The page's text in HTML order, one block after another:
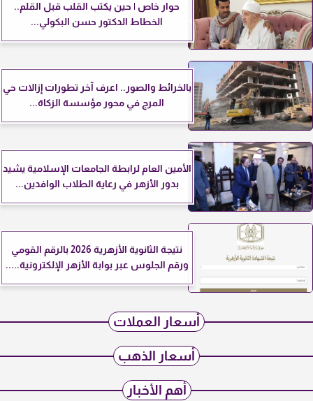
حوار خاص | حين يكتب القلب قبل القلم..
الخطاط الدكتور حسن البكولي...
بالخرائط والصور.. اعرف آخر تطورات إزالات حي
المرج في محور مؤسسة الزكاة...
الأمين العام لرابطة الجامعات الإسلامية يشيد
بدور الأزهر في رعاية الطلاب الوافدين...
نتيجة الثانوية الأزهرية 2026 بالرقم القومي
ورقم الجلوس عبر بوابة الأزهر الإلكترونية.....
أسعار العملات
أسعار الذهب
أهم الأخبار